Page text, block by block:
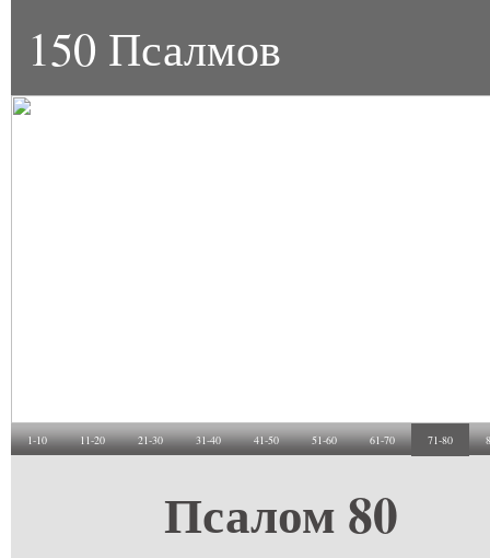
150 Псалмов
1-10 11-20 21-30 31-40 41-50 51-60 61-70 71-80
Псалом 80